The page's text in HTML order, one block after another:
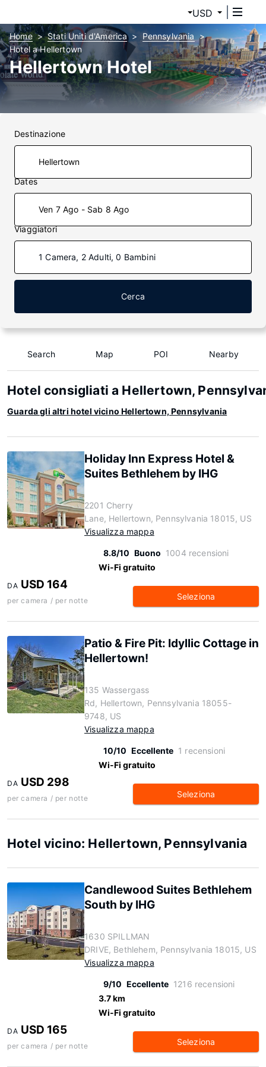
USD
Home Stati Uniti d'America
Pennsylvania
Hotel a Hellertown
Hellertown Hotel
Destinazione
Dates
Ven 7 Ago - Sab 8 Ago
Viaggiatori
1 Camera, 2 Adulti, 0 Bambini
Cerca
Search Map POI Nearby
Hotel consigliati a Hellertown,
Guarda gli altri hotel vicino Hellertown, Pennsylvania
Holiday Inn Express Hotel &
Suites Bethlehem by IHG
2201 Cherry
Lane, Hellertown, Pennsylvania 18015, US
Visualizza mappa
8.8/10 Buono 1004 recensioni
Wi-Fi gratuito
DA USD 164
per camera / per notte Seleziona
Patio & Fire Pit: Idyllic Cottage in
Hellertown!
135 Wassergass
Rd, Hellertown, Pennsylvania 18055-
9748, US
Visualizza mappa
10/10 Eccellente 1 recensioni
Wi-Fi gratuito
DA USD 298
per camera / per notte Seleziona
Hotel vicino: Hellertown, Pennsylvania
Candlewood Suites Bethlehem
South by IHG
1630 SPILLMAN
DRIVE, Bethlehem, Pennsylvania 18015, US
Visualizza mappa
9/10 Eccellente 1216 recensioni
3.7 km
Wi-Fi gratuito
DA USD 165
per camera / per notte Seleziona